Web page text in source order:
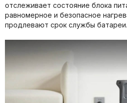
отслеживает состояние блока
равномерное и безопасное
продлевают срок службы батареи.